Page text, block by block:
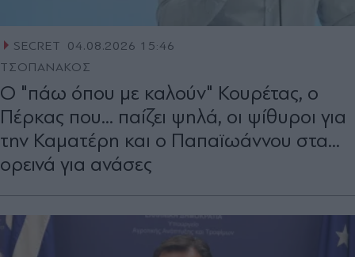
SECRET
04.08.2026 15:46
ΤΣΟΠΑΝΑΚΟΣ
O "πάω όπου με καλούν" Κουρέτας, ο
Πέρκας που... παίζει ψηλά, οι ψίθυροι για
την Καµατέρη και ο Παπαϊωάννου στα...
ορεινά για ανάσες